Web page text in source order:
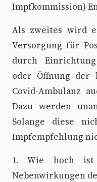
Impfkommission)
Als zweites wird
Versorgung für
durch
oder Öffnung der
Covid-Ambulanz
Dazu werden
Solange diese
Impfempfehlung
1. Wie hoch ist
Nebenwirkungen